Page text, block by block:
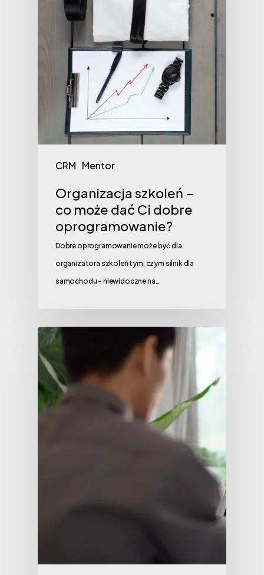
CRM Mentor
Organizacja szkoleń –
co może dać Ci dobre
oprogramowanie?
Dobre oprogramowanie może być dla
organizatora szkoleń tym, czym silnik dla
samochodu – niewidoczne na…